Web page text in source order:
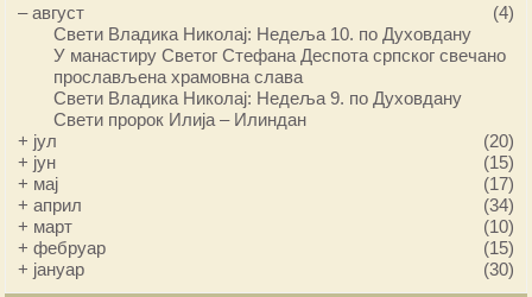
–август
(4)
Свети Владика Николај: Недеља 10. по Духовдану
У манастиру Светог Стефана Деспота српског свечано
прослављена храмовна слава
Свети Владика Николај: Недеља 9. по Духовдану
Свети пророк Илија – Илиндан
+ јул
(20)
+ јун
(15)
+ мај
(17)
+април
(34)
+ март
(10)
+фебруар
(15)
+ јануар (30)